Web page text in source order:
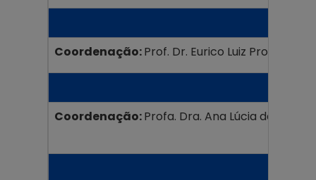
Coordenação:Prof. Dr. Eurico Luiz Prospero
Coordenação:Profa. Dra. Ana Lúcia de Souza